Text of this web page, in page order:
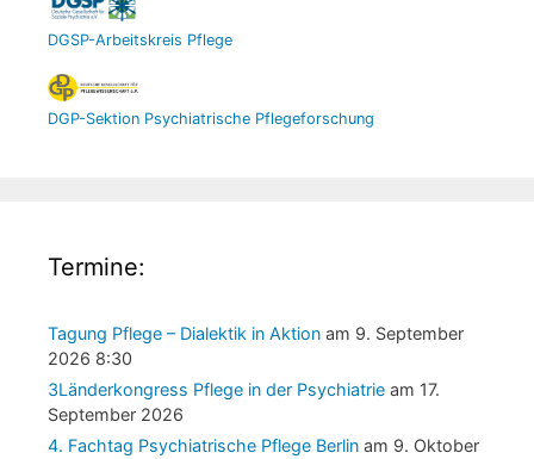
DGSP-Arbeitskreis Pflege
DGP-Sektion Psychiatrische Pflegeforschung
Termine:
Tagung Pflege – Dialektik in Aktion am 9. September
2026 8:30
3Länderkongress Pflege in der Psychiatrie am 17.
September 2026
4. Fachtag Psychiatrische Pflege Berlin am 9. Oktober